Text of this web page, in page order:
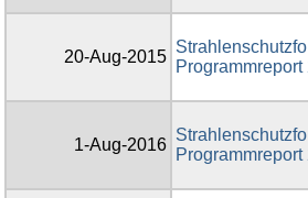
20-Aug-2015
Programmreport
1-Aug-2016
Programmreport